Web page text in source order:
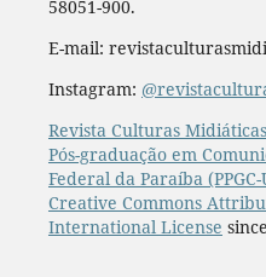
58051-900.
E-mail:
Instagram:
Revista Culturas Midiáticas
Pós-graduação em
Federal da Paraíba (PPGC-
Creative Commons
International License